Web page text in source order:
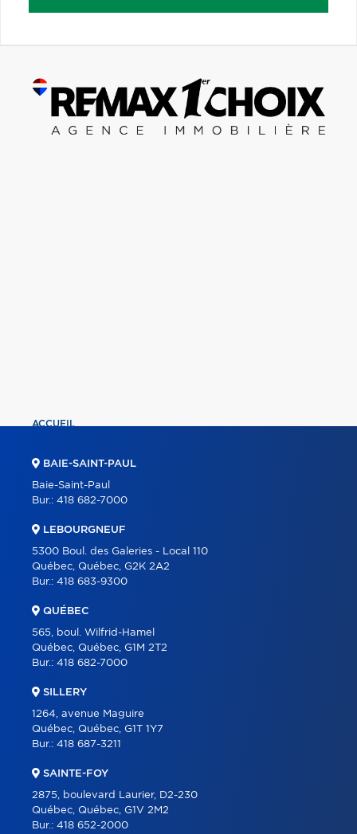
ACCUEIL
À PROPOS
OUTILS
CARRIÈRE
BLOGUE
CONTACT
BAIE-SAINT-PAUL
Baie-Saint-Paul
Bur.: 418 682-7000
LEBOURGNEUF
5300 Boul. des Galeries - Local 110
Québec, Québec, G2K 2A2
Bur.: 418 683-9300
QUÉBEC
565, boul. Wilfrid-Hamel
Québec, Québec, G1M 2T2
Bur.: 418 682-7000
SILLERY
1264, avenue Maguire
Québec, Québec, G1T 1Y7
Bur.: 418 687-3211
SAINTE-FOY
2875, boulevard Laurier, D2-230
Québec, Québec, G1V 2M2
Bur.: 418 652-2000